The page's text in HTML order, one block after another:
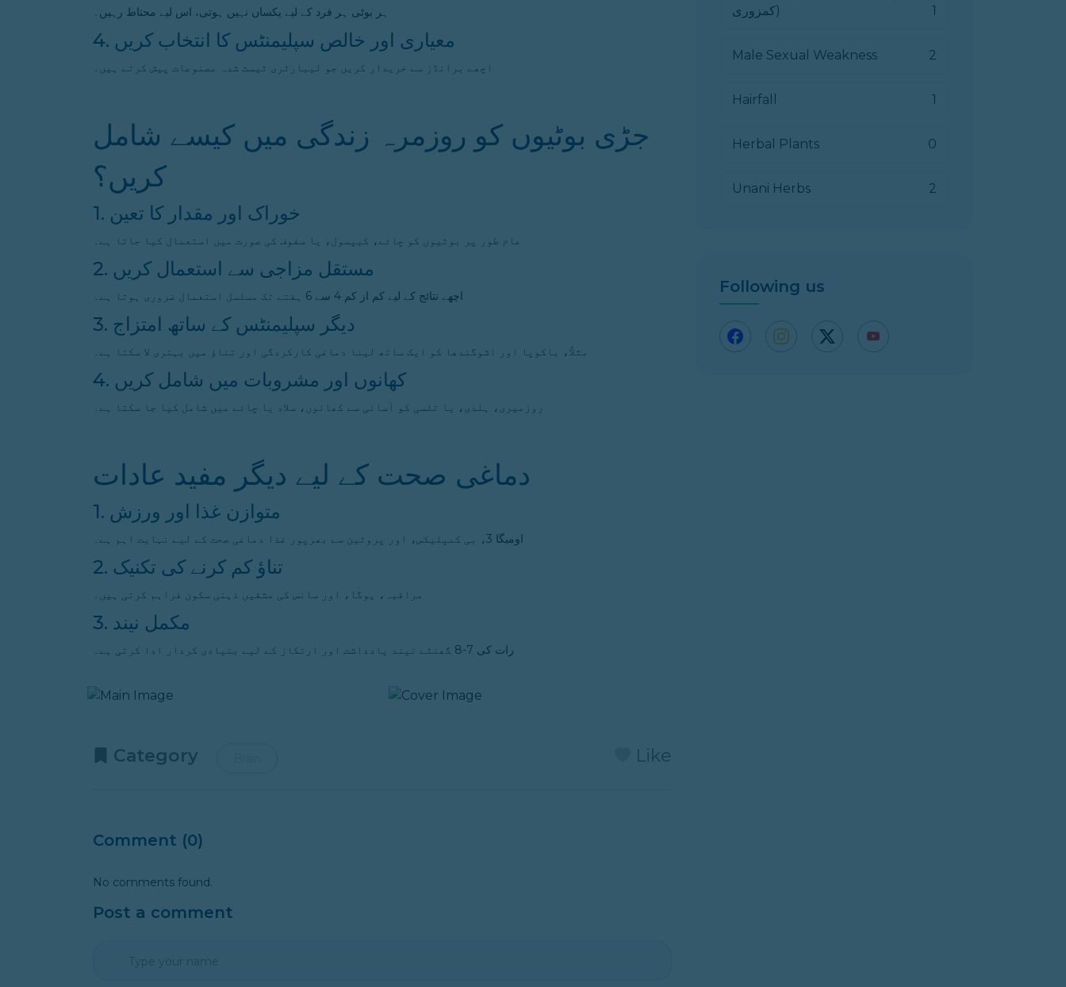
ہر بوٹی ہر فرد کے لیے یکساں نہیں ہوتی، اس لیے محتاط رہیں۔
4. معیاری اور خالص سپلیمنٹس کا انتخاب کریں
اچھے برانڈز سے خریدار کریں جو لیبارٹری ٹیسٹ شدہ مصنوعات پیش کرتے ہیں۔
جڑی بوٹیوں کو روزمرہ زندگی میں کیسے شامل
کریں؟
1. خوراک اور مقدار کا تعین
عام طور پر بوٹیوں کو چائے، کیپسول، یا سفوف کی صورت میں استعمال کیا جاتا ہے۔
2. مستقل مزاجی سے استعمال کریں
اچھے نتائج کے لیے کم از کم 4 سے 6 ہفتے تک مسلسل استعمال ضروری ہوتا ہے۔
3. دیگر سپلیمنٹس کے ساتھ امتزاج
مثلاً، باکوپا اور اشوگندھا کو ایک ساتھ لینا دماغی کارکردگی اور تناؤ میں بہتری لا سکتا ہے۔
4. کھانوں اور مشروبات میں شامل کریں
روزمیری، ہلدی، یا تلسی کو آسانی سے کھانوں، سلاد یا چائے میں شامل کیا جا سکتا ہے۔
دماغی صحت کے لیے دیگر مفید عادات
1. متوازن غذا اور ورزش
اومیگا 3، بی کمپلیکس، اور پروٹین سے بھرپور غذا دماغی صحت کے لیے نہایت اہم ہے۔
2. تناؤ کم کرنے کی تکنیک
مراقبہ، یوگا، اور سانس کی مشقیں ذہنی سکون فراہم کرتی ہیں۔
3. مکمل نیند
رات کی 7-8 گھنٹے نیند یادداشت اور ارتکاز کے لیے بنیادی کردار ادا کرتی ہے۔
Category Like
Comment (0)
No comments found.
Post a comment
کمزوری)
1
Male Sexual Weakness 2
Hairfall 1
Herbal Plants 0
Unani Herbs 2
Following us